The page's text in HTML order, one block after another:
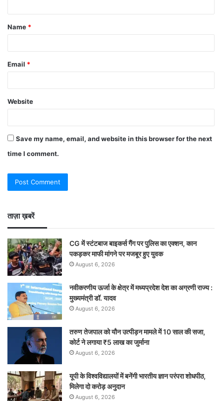
Name *
Email *
Website
Save my name, email, and website in this browser for the next
time I comment.
ताज़ा ख़बरें
CG में स्टंटबाज बाइकर्स गैंग पर पुलिस का एक्शन, कान
पकड़कर माफी मांगने पर मजबूर हुए युवक
August 6, 2026
नवीकरणीय ऊर्जा के क्षेत्र में मध्यप्रदेश देश का अग्रणी राज्य :
मुख्यमंत्री डॉ. यादव
August 6, 2026
तरुण तेजपाल को यौन उत्पीड़न मामले में 10 साल की सजा,
कोर्ट ने लगाया ₹5 लाख का जुर्माना
August 6, 2026
यूपी के विश्वविद्यालयों में बनेंगी भारतीय ज्ञान परंपरा शोधपीठ,
मिलेगा दो करोड़ अनुदान
August 6, 2026